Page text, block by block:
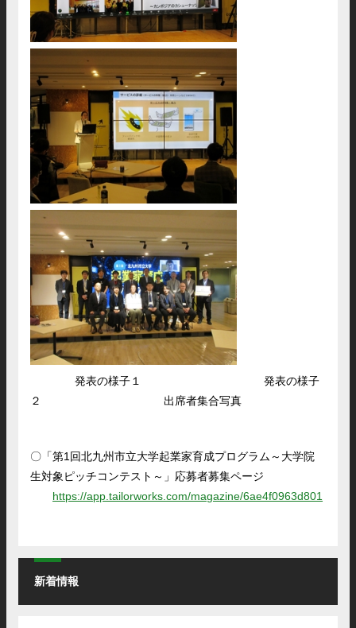
発表の様子１ 発表の様子
２ 出席者集合写真
〇「第1回北九州市立大学起業家育成プログラム～大学院
生対象ピッチコンテスト～」応募者募集ページ
https://app.tailorworks.com/magazine/6ae4f0963d801
新着情報